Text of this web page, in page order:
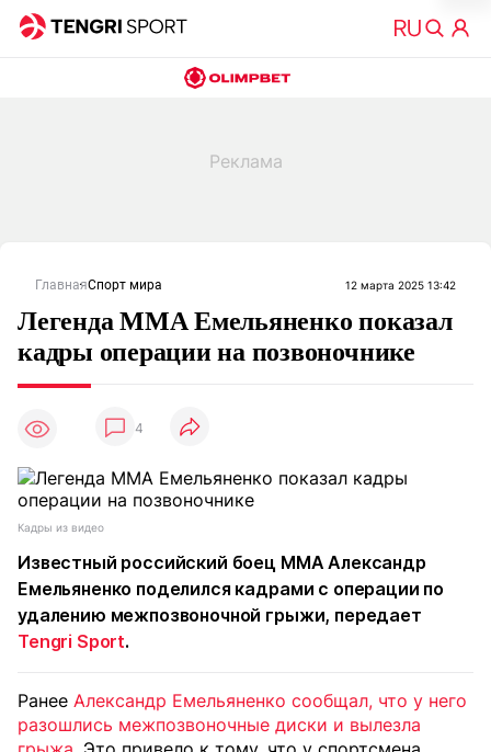
ГлавнаяСпорт мира 12 марта 2025 13:42
Легенда ММА Емельяненко показал
кадры операции на позвоночнике
4
Кадры из видео
Известный российский боец ММА Александр
Емельяненко поделился кадрами с операции по
удалению межпозвоночной грыжи, передает
Tengri Sport.
Ранее Александр Емельяненко сообщал, что у него
разошлись межпозвоночные диски и вылезла